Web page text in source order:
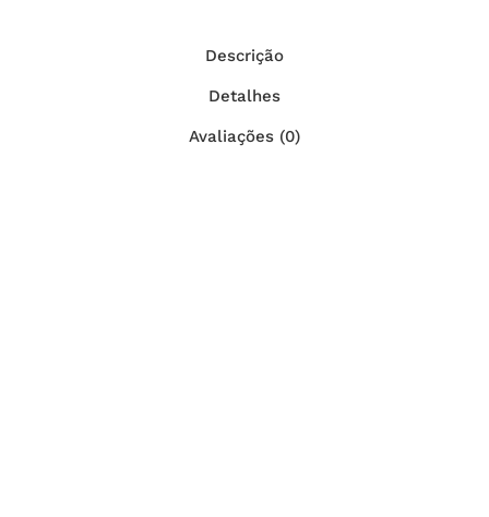
Descrição
Detalhes
Avaliações (0)